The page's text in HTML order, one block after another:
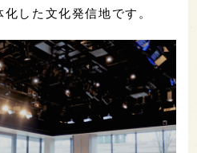
した文化発信地です。